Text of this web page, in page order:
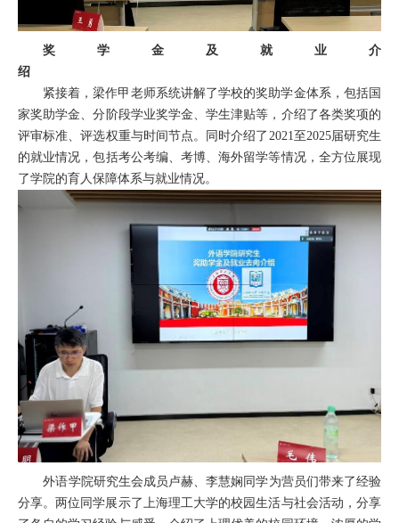
奖学金及就业介
绍
紧接着，梁作甲老师系统讲解了学校的奖助学金体系， 包括 国
家奖助学金 、分阶段学业奖学金、学生津贴等 ， 介绍了各类奖项的
评审标准、评选权重与时间节点。同时介绍了 2021至2025届研究生
的就业情况 ，包括考公考编、 考博、海外留学等情况， 全方位展现
了学院的育人保障体系与就业情况。
外语学院研究生会成员卢赫、李慧娴同学为营员们带来了经验
分享。两位同学展示了上海理工大学的校园生活与社会活动，分享